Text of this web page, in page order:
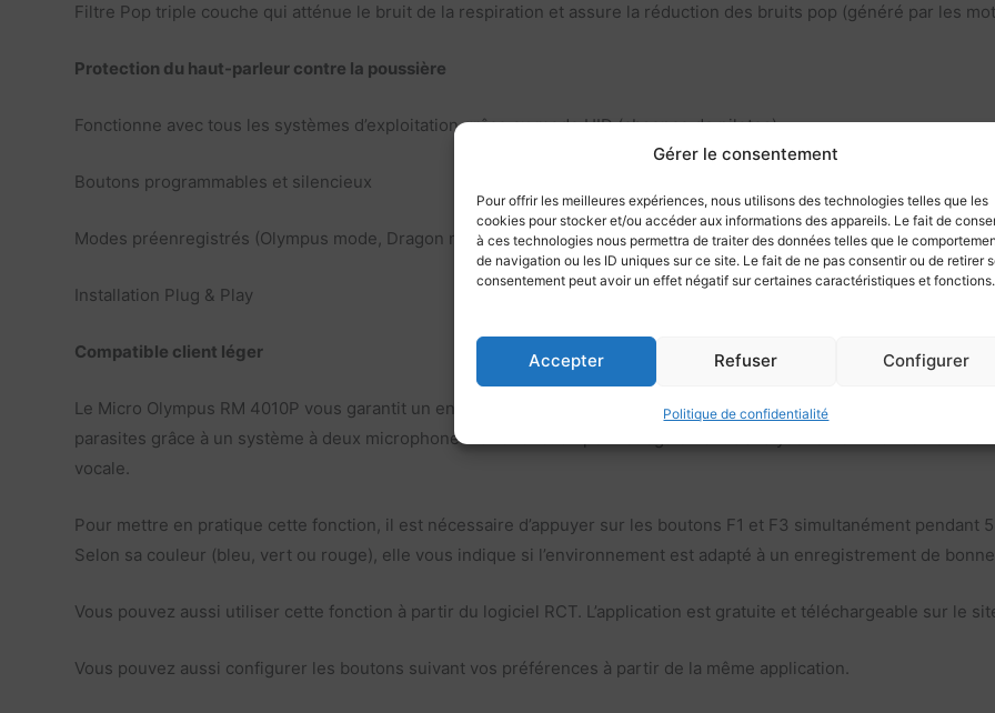
Gérer le consentement
Pour offrir les meilleures expériences, nous utilisons des technologies telles que les
cookies pour stocker et/ou accéder aux informations des appareils. Le fait de
à ces technologies nous permettra de traiter des données telles que le
de navigation ou les ID uniques sur ce site. Le fait de ne pas consentir ou de retirer
consentement peut avoir un effet négatif sur certaines caractéristiques et fonctions.
Accepter Refuser Configurer
Politique de confidentialité
Filtre Pop triple couche qui atténue le bruit de la respiration et assure la réduction des bruits pop (généré par les
Protection du haut-parleur contre la poussière
Fonctionne avec tous les systèmes d’exploitation grâce au mode HID (absence de pilotes)
Boutons programmables et silencieux
Modes préenregistrés (Olympus mode, Dragon mode, Microsoft mode, personnalisable…)
Installation Plug & Play
Compatible client léger
Le Micro Olympus RM 4010P vous garantit un enregistrement de qualité professionnelle, conçu suivant une
parasites grâce à un système à deux microphones. Une fonction permet également d’analyser si l’environnement
vocale.
Pour mettre en pratique cette fonction, il est nécessaire d’appuyer sur les boutons F1 et F3 simultanément pendant
Selon sa couleur (bleu, vert ou rouge), elle vous indique si l’environnement est adapté à un enregistrement de
Vous pouvez aussi utiliser cette fonction à partir du logiciel RCT. L’application est gratuite et téléchargeable sur le
Vous pouvez aussi configurer les boutons suivant vos préférences à partir de la même application.